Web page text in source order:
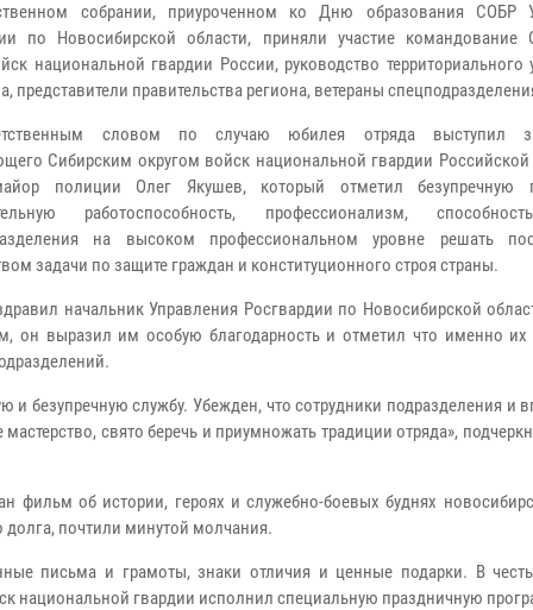
собрании, приуроченном ко Дню образования СОБР
по Новосибирской области, приняли участие командование
национальной гвардии России, руководство территориального
представители правительства региона, ветераны
словом по случаю юбилея отряда выступил
Сибирским округом войск национальной гвардии
полиции Олег Якушев, который отметил безупречную
работоспособность, профессионализм,
на высоком профессиональном уровне решать
задачи по защите граждан и конституционного строя страны.
начальник Управления Росгвардии по Новосибирской
он выразил им особую благодарность и отметил что именно их
и безупречную службу. Убежден, что сотрудники подразделения и
свято беречь и приумножать традиции отряда»,
фильм об истории, героях и служебно-боевых буднях
почтили минутой молчания.
письма и грамоты, знаки отличия и ценные подарки. В
национальной гвардии исполнил специальную праздничную